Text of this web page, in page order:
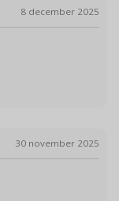
8 december 2025
30 november 2025